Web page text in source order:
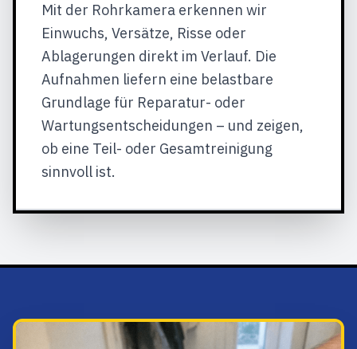
Mit der Rohrkamera erkennen wir
Einwuchs, Versätze, Risse oder
Ablagerungen direkt im Verlauf. Die
Aufnahmen liefern eine belastbare
Grundlage für Reparatur- oder
Wartungsentscheidungen – und zeigen,
ob eine Teil- oder Gesamtreinigung
sinnvoll ist.